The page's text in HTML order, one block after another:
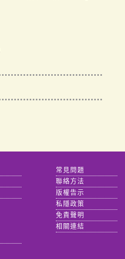
常見問題
聯絡方法
版權告示
私隱政策
免責聲明
相關連結